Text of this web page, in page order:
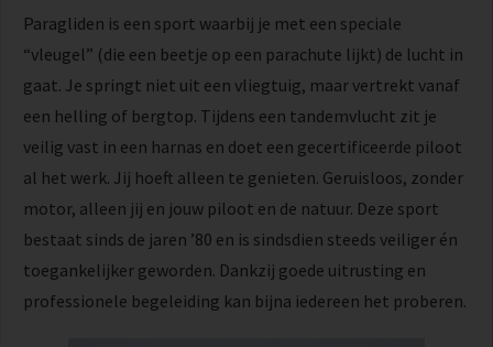
Paragliden is een sport waarbij je met een speciale
“vleugel” (die een beetje op een parachute lijkt) de lucht in
gaat. Je springt niet uit een vliegtuig, maar vertrekt vanaf
een helling of bergtop. Tijdens een tandemvlucht zit je
veilig vast in een harnas en doet een gecertificeerde piloot
al het werk. Jij hoeft alleen te genieten. Geruisloos, zonder
motor, alleen jij en jouw piloot en de natuur. Deze sport
bestaat sinds de jaren ’80 en is sindsdien steeds veiliger én
toegankelijker geworden. Dankzij goede uitrusting en
professionele begeleiding kan bijna iedereen het proberen.